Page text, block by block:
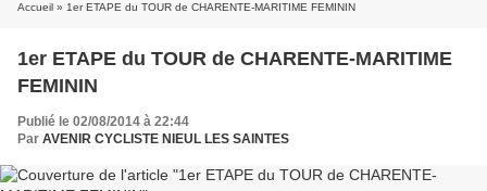
Accueil » 1er ETAPE du TOUR de CHARENTE-MARITIME FEMININ
1er ETAPE du TOUR de CHARENTE-MARITIME
FEMININ
Publié le 02/08/2014 à 22:44
Par AVENIR CYCLISTE NIEUL LES SAINTES